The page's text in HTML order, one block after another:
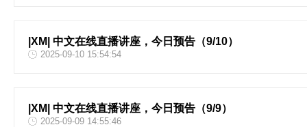
|XM| 中文在线直播讲座，今日预告（9/10）
2025-09-10 15:54:54
|XM| 中文在线直播讲座，今日预告（9/9）
2025-09-09 14:55:46